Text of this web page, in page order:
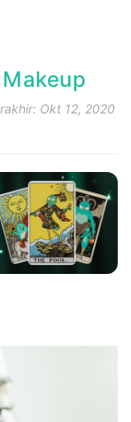
Okt 12, 2020